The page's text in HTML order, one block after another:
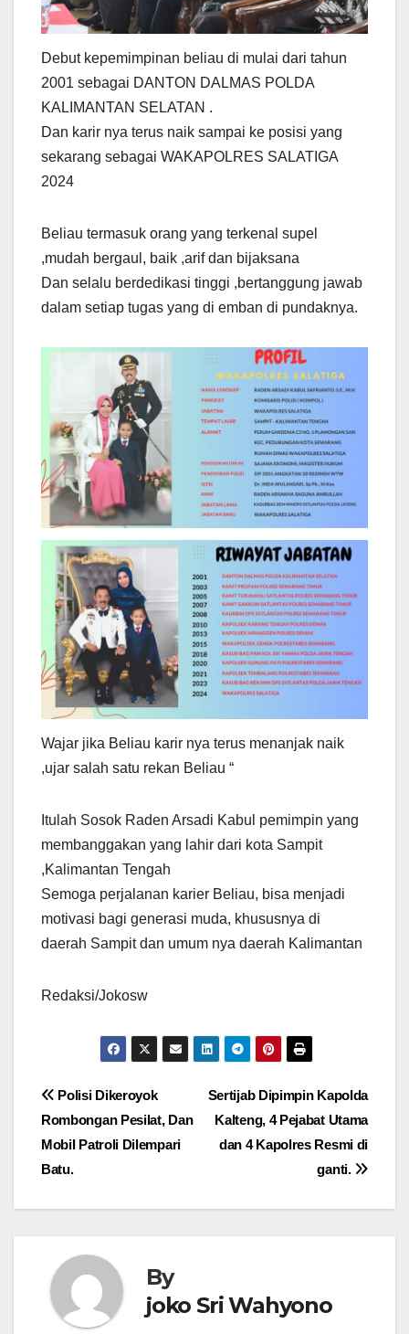
Debut kepemimpinan beliau di mulai dari tahun
2001 sebagai DANTON DALMAS POLDA
KALIMANTAN SELATAN .
Dan karir nya terus naik sampai ke posisi yang
sekarang sebagai WAKAPOLRES SALATIGA
2024
Beliau termasuk orang yang terkenal supel
,mudah bergaul, baik ,arif dan bijaksana
Dan selalu berdedikasi tinggi ,bertanggung jawab
dalam setiap tugas yang di emban di pundaknya.
Wajar jika Beliau karir nya terus menanjak naik
,ujar salah satu rekan Beliau “
Itulah Sosok Raden Arsadi Kabul pemimpin yang
membanggakan yang lahir dari kota Sampit
,Kalimantan Tengah
Semoga perjalanan karier Beliau, bisa menjadi
motivasi bagi generasi muda, khususnya di
daerah Sampit dan umum nya daerah Kalimantan
Redaksi/Jokosw
Navigasi
pos
Sertijab Dipimpin Kapolda
Kalteng, 4 Pejabat Utama
dan 4 Kapolres Resmi di
ganti.
Polisi Dikeroyok
Rombongan Pesilat, Dan
Mobil Patroli Dilempari
Batu.
By
joko Sri Wahyono